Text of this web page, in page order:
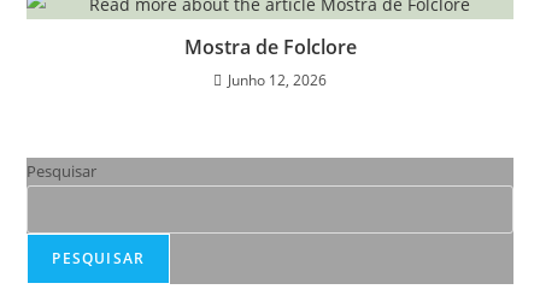
Mostra de Folclore
Junho 12, 2026
Pesquisar
PESQUISAR